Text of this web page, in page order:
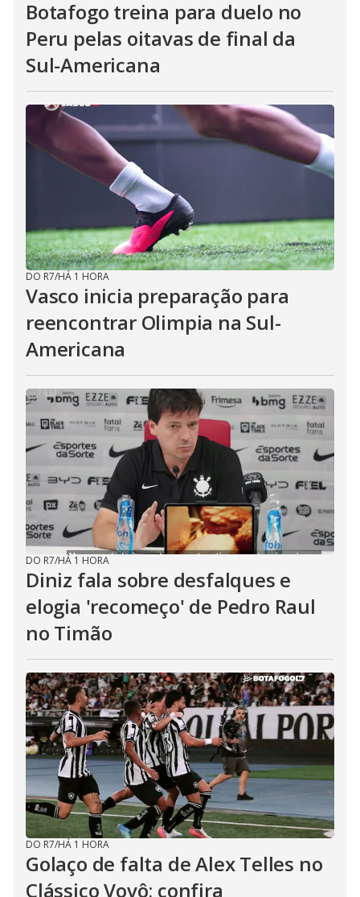
Botafogo treina para duelo no
Peru pelas oitavas de final da
Sul-Americana
DO R7/HÁ 1 HORA
Vasco inicia preparação para
reencontrar Olimpia na Sul-
Americana
DO R7/HÁ 1 HORA
Diniz fala sobre desfalques e
elogia 'recomeço' de Pedro Raul
no Timão
DO R7/HÁ 1 HORA
Golaço de falta de Alex Telles no
Clássico Vovô; confira